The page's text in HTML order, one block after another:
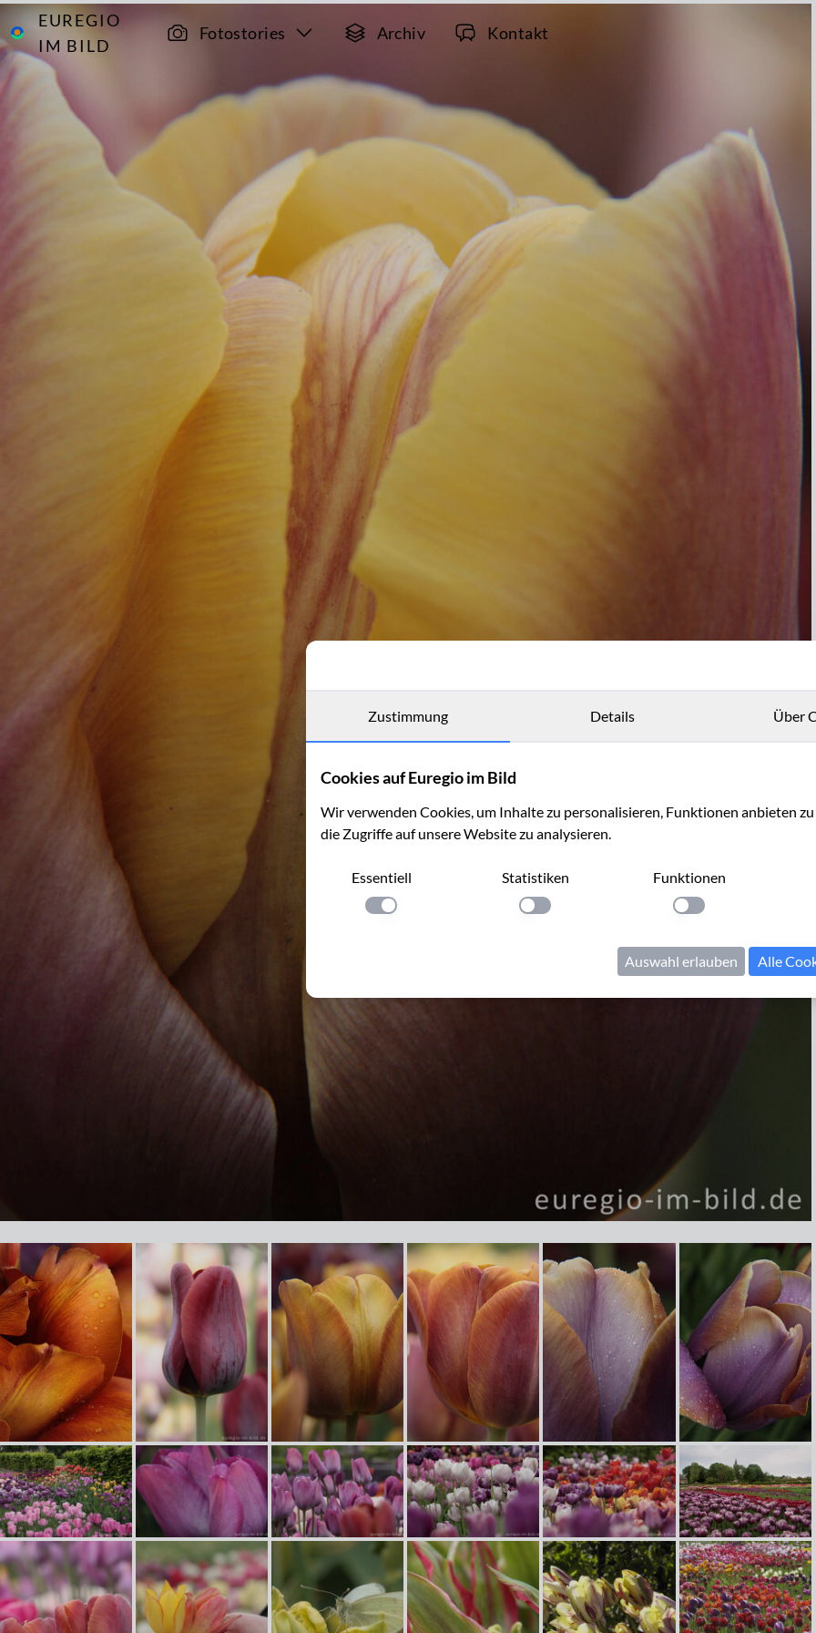
EUREGIO
IM BILD
Fotostories Archiv Kontakt
Archiv
Zustimmung Details Über
Cookies auf Euregio im Bild
Wir verwenden Cookies, um Inhalte zu personalisieren, Funktionen anbieten
die Zugriffe auf unsere Website zu analysieren.
Essentiell
Einstellung anwenden
Statistiken
Einstellung anwenden
Funktionen
Einstellung anwenden
Auswahl erlauben Alle